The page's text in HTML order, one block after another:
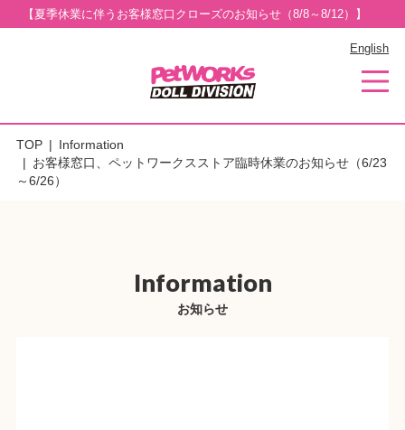
【夏季休業に伴うお客様窓口クローズのお知らせ（8/8～8/12）】
English
TOP
Information
お客様窓口、ペットワークスストア臨時休業のお知らせ（6/23
～6/26）
Information
お知らせ